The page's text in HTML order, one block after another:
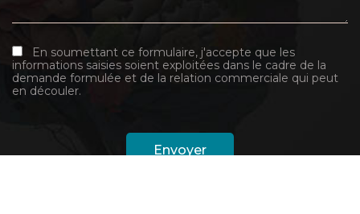
En soumettant ce formulaire, j'accepte que les
informations saisies soient exploitées dans le cadre de la
demande formulée et de la relation commerciale qui peut
en découler.